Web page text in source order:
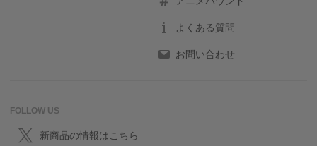
よくある質問
お問い合わせ
FOLLOW US
新商品の情報はこちら